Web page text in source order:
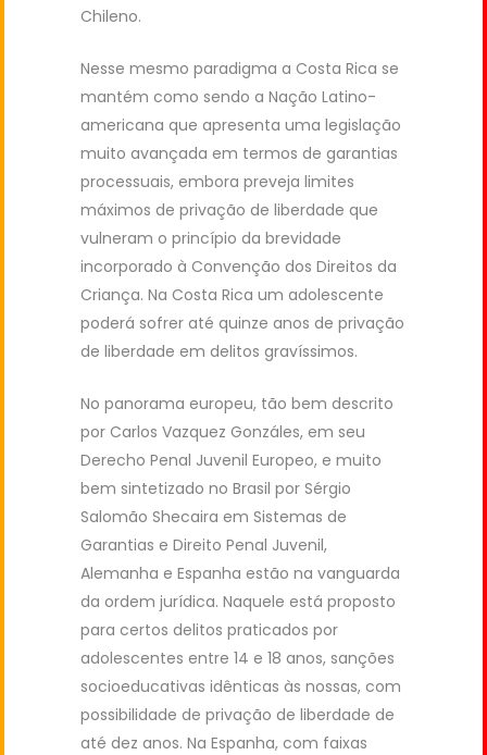
Chileno.
Nesse mesmo paradigma a Costa Rica se
mantém como sendo a Nação Latino-
americana que apresenta uma legislação
muito avançada em termos de garantias
processuais, embora preveja limites
máximos de privação de liberdade que
vulneram o princípio da brevidade
incorporado à Convenção dos Direitos da
Criança. Na Costa Rica um adolescente
poderá sofrer até quinze anos de privação
de liberdade em delitos gravíssimos.
No panorama europeu, tão bem descrito
por Carlos Vazquez Gonzáles, em seu
Derecho Penal Juvenil Europeo, e muito
bem sintetizado no Brasil por Sérgio
Salomão Shecaira em Sistemas de
Garantias e Direito Penal Juvenil,
Alemanha e Espanha estão na vanguarda
da ordem jurídica. Naquele está proposto
para certos delitos praticados por
adolescentes entre 14 e 18 anos, sanções
socioeducativas idênticas às nossas, com
possibilidade de privação de liberdade de
até dez anos. Na Espanha, com faixas